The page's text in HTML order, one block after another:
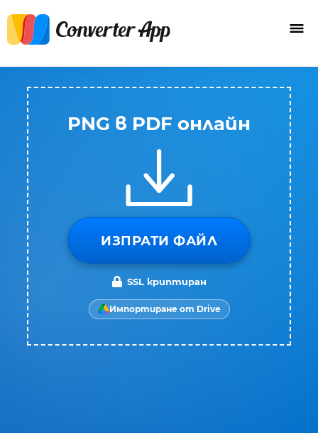
PNG в PDF онлайн
ИЗПРАТИ ФАЙЛ
SSL криптиран
Импортиране от Drive